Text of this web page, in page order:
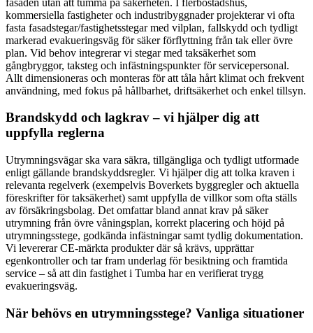
kommersiella fastigheter och industribyggnader projekterar vi ofta
fasta fasadstegar/fastighetsstegar med vilplan, fallskydd och tydligt
markerad evakueringsväg för säker förflyttning från tak eller övre
plan. Vid behov integrerar vi stegar med taksäkerhet som
gångbryggor, taksteg och infästningspunkter för servicepersonal.
Allt dimensioneras och monteras för att tåla hårt klimat och frekvent
användning, med fokus på hållbarhet, driftsäkerhet och enkel tillsyn.
Brandskydd och lagkrav – vi hjälper dig att
uppfylla reglerna
Utrymningsvägar ska vara säkra, tillgängliga och tydligt utformade
enligt gällande brandskyddsregler. Vi hjälper dig att tolka kraven i
relevanta regelverk (exempelvis Boverkets byggregler och aktuella
föreskrifter för taksäkerhet) samt uppfylla de villkor som ofta ställs
av försäkringsbolag. Det omfattar bland annat krav på säker
utrymning från övre våningsplan, korrekt placering och höjd på
utrymningsstege, godkända infästningar samt tydlig dokumentation.
Vi levererar CE-märkta produkter där så krävs, upprättar
egenkontroller och tar fram underlag för besiktning och framtida
service – så att din fastighet i Tumba har en verifierat trygg
evakueringsväg.
När behövs en utrymningsstege? Vanliga situationer